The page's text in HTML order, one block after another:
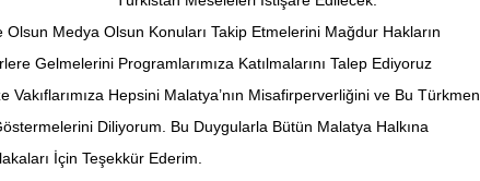
Olsun Medya Olsun Konuları Takip Etmelerini Mağdur Hakların
Gelmelerini Programlarımıza Katılmalarını Talep Ediyoruz
Hepsini Malatya’nın Misafirperverliğini ve Bu Türkmen
Diliyorum. Bu Duygularla Bütün Malatya Halkına
İçin Teşekkür Ederim.